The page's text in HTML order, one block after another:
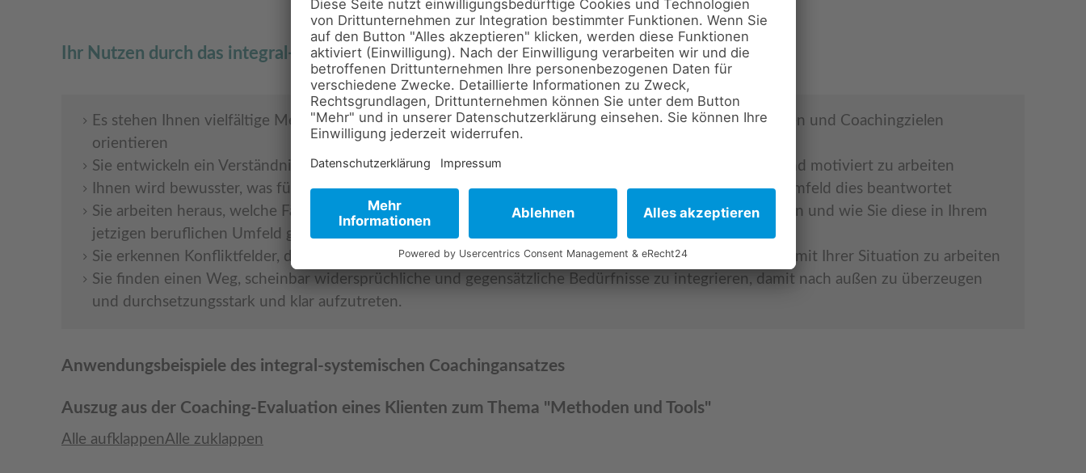
Ihr Nutzen durch das integral-systemische Coaching
Es stehen Ihnen vielfältige Methoden und Werkzeuge zur Verfügung, die sich immer an Ihren Kernfragen und Coachingzielen
orientieren
Sie entwickeln ein Verständnis dafür, was Sie antreibt und was Sie brauchen, um langfristig zufrieden und motiviert zu arbeiten
Ihnen wird bewusster, was für Sie im Leben und Beruf wirklich bedeutsam ist, Sie erfüllt und welches Umfeld dies beantwortet
Sie arbeiten heraus, welche Fähigkeiten und Ressourcen Sie in Ihrer bisherigen Karriere entwickelt haben und wie Sie diese in Ihrem
jetzigen beruflichen Umfeld gezielter nutzen können
Sie erkennen Konfliktfelder, die Sie daran hindern, bestimmte Veränderungsschritte zu gehen und aktiv mit Ihrer Situation zu arbeiten
Sie finden einen Weg, scheinbar widersprüchliche und gegensätzliche Bedürfnisse zu integrieren, damit nach außen zu überzeugen
und durchsetzungsstark und klar aufzutreten.
Anwendungsbeispiele des integral-systemischen Coachingansatzes
Auszug aus der Coaching-Evaluation eines Klienten zum Thema "Methoden und Tools"
Alle aufklappenAlle zuklappen